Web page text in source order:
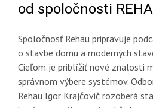
od spoločnosti
Spoločnosť Rehau pripravuje
o stavbe domu a moderných
Cieľom je priblížiť nové znalosti
správnom výbere systémov.
Rehau Igor Krajčovič rozoberá